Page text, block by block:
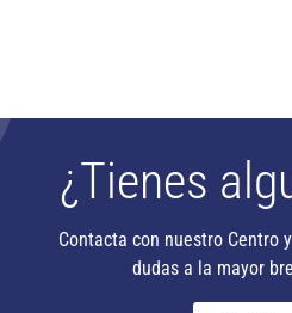
¿Tienes
Contacta con nuestro Centro
dudas a la mayor